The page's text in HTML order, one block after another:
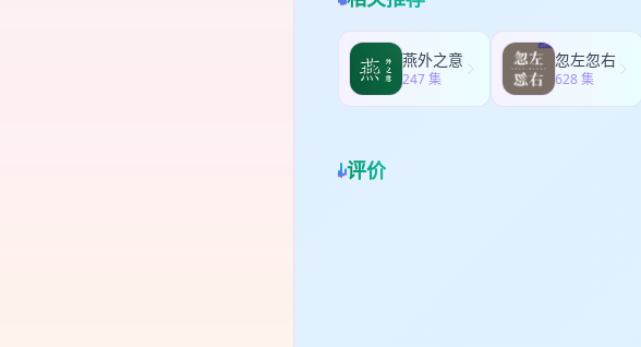
燕外之意
247 集
忽左忽右
628 集
评价